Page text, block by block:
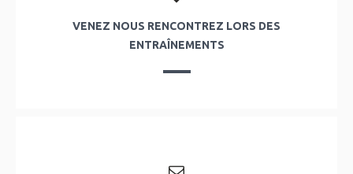
VENEZ NOUS RENCONTREZ LORS DES
ENTRAÎNEMENTS